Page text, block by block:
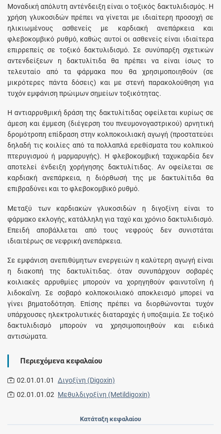
Μοναδική απόλυτη αντένδειξη είναι ο τοξικός δακτυλιδισμός. Η
χρήση γλυκοσιδών πρέπει να γίνεται με ιδιαίτερη προσοχή σε
ηλικιωμένους ασθενείς με καρδιακή ανεπάρκεια και
φλεβοκομβικό ρυθμό, καθώς αυτοί οι ασθενείς είναι ιδιαίτερα
επιρρεπείς σε τοξικό δακτυλιδισμό. Σε συνύπαρξη σχετικών
αντενδείξεων η δακτυλίτιδα θα πρέπει να είναι ίσως το
τελευταίο από τα φάρμακα που θα χρησιμοποιηθούν (σε
μικρότερες πάντα δόσεις) και με στενή παρακολούθηση για
τυχόν εμφάνιση πρώιμων σημείων τοξικότητας.
Η αντιαρρυθμική δράση της δακτυλίτιδας οφείλεται κυρίως σε
άμεση και έμμεση (διέγερση του πνευμονογαστρικού) αρνητική
δρομότροπη επίδραση στην κολποκοιλιακή αγωγή (προστατεύει
δηλαδή τις κοιλίες από τα πολλαπλά ερεθίσματα του κολπικού
πτερυγισμού ή μαρμαρυγής). Η φλεβοκομβική ταχυκαρδία δεν
αποτελεί ένδειξη χορήγησης δακτυλίτιδας. Αν οφείλεται σε
καρδιακή ανεπάρκεια, η διόρθωσή της με δακτυλίτιδα θα
επιβραδύνει και το φλεβοκομβικό ρυθμό.
Μεταξύ των καρδιακών γλυκοσιδών η διγοξίνη είναι το
φάρμακο εκλογής, κατάλληλη για ταχύ και χρόνιο δακτυλιδισμό.
Επειδή αποβάλλεται από τους νεφρούς δεν συνιστάται
ιδιαιτέρως σε νεφρική ανεπάρκεια.
Σε εμφάνιση ανεπιθύμητων ενεργειών η καλύτερη αγωγή είναι
η διακοπή της δακτυλίτιδας. όταν συνυπάρχουν σοβαρές
κοιλιακές αρρυθμίες μπορούν να χορηγηθούν φαινυτοΐνη ή
λιδοκαΐνη. Σε σοβαρό κολποκοιλιακό αποκλεισμό μπορεί να
γίνει βηματοδότηση. Επίσης πρέπει να διορθώνονται τυχόν
υπάρχουσες ηλεκτρολυτικές διαταραχές ή υποξαιμία. Σε τοξικό
δακτυλιδισμό μπορούν να χρησιμοποιηθούν και ειδικά
αντισώματα.
Περιεχόμενα κεφαλαίου
02.01.01.01Διγοξίνη (Digoxin)
02.01.01.02 Μεθυλδιγοξίνη (Metildigoxin)
Κατάταξη κεφαλαίου